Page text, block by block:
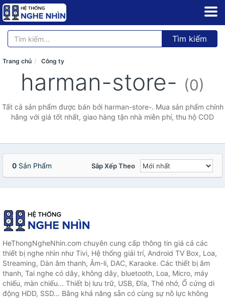
Tìm kiếm
Trang chủ Công ty
harman-store- (0)
Tất cả sản phẩm được bán bởi harman-store-. Mua sản phẩm chính
hãng với giá tốt nhất, giao hàng tận nhà miễn phí, thu hộ COD
0 Sản Phẩm Sắp Xếp Theo
HeThongNgheNhin.com chuyên cung cấp thông tin giá cả các
thiết bị nghe nhìn như Tivi, Hệ thống giải trí, Android TV Box, Loa,
Streaming, Dàn âm thanh, Âm-li, DAC, Karaoke. Các thiết bị âm
thanh, Tai nghe có dây, không dây, bluetooth, Loa, Micro, máy
chiếu, màn chiếu... Thiết bị lưu trữ, USB, Đĩa, Thẻ nhớ, Ổ cứng di
động HDD, SSD... Bằng khả năng sẵn có cùng sự nỗ lực không